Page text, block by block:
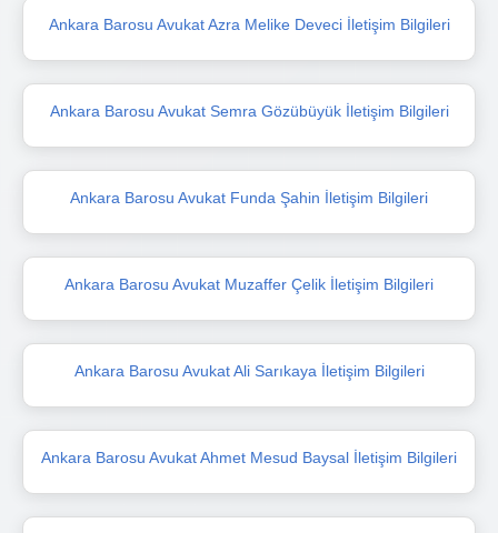
Ankara Barosu Avukat Azra Melike Deveci İletişim Bilgileri
Ankara Barosu Avukat Semra Gözübüyük İletişim Bilgileri
Ankara Barosu Avukat Funda Şahin İletişim Bilgileri
Ankara Barosu Avukat Muzaffer Çelik İletişim Bilgileri
Ankara Barosu Avukat Ali Sarıkaya İletişim Bilgileri
Ankara Barosu Avukat Ahmet Mesud Baysal İletişim Bilgileri